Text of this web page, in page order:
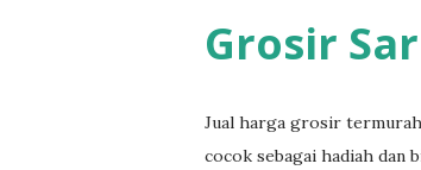
Grosir
Jual harga grosir termurah
cocok sebagai hadiah dan